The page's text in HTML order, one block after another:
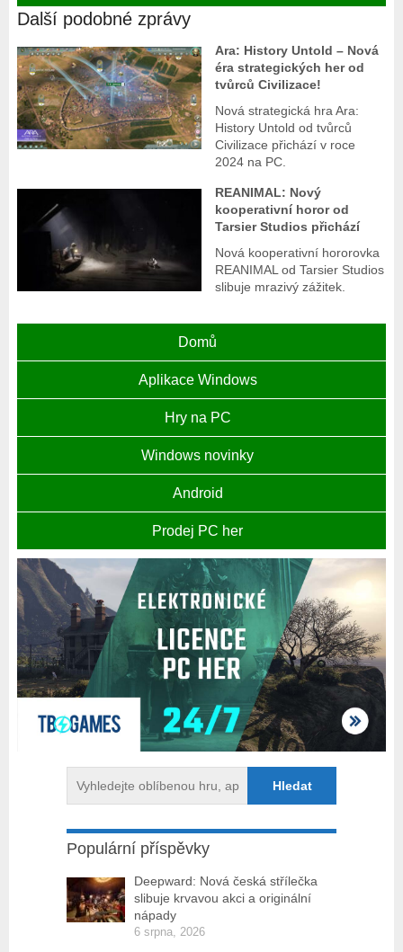
Další podobné zprávy
Ara: History Untold – Nová
éra strategických her od
tvůrců Civilizace!
Nová strategická hra Ara:
History Untold od tvůrců
Civilizace přichází v roce
2024 na PC.
REANIMAL: Nový
kooperativní horor od
Tarsier Studios přichází
Nová kooperativní hororovka
REANIMAL od Tarsier Studios
slibuje mrazivý zážitek.
Domů
Aplikace Windows
Hry na PC
Windows novinky
Android
Prodej PC her
Populární příspěvky
Deepward: Nová česká střílečka
slibuje krvavou akci a originální
nápady
6 srpna, 2026